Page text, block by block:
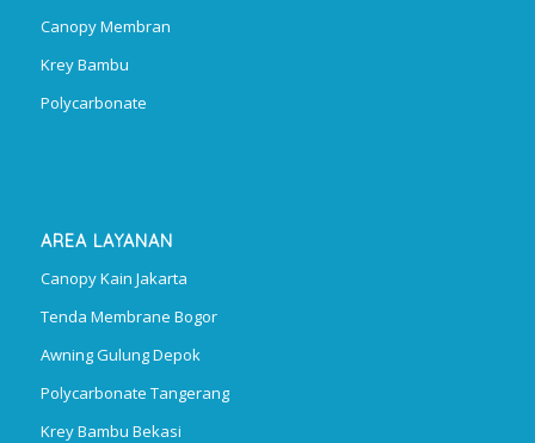
Canopy Membran
Krey Bambu
Polycarbonate
AREA LAYANAN
Canopy Kain Jakarta
Tenda Membrane Bogor
Awning Gulung Depok
Polycarbonate Tangerang
Krey Bambu Bekasi